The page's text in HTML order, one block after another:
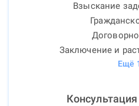
Взыскание
Заключение и
Ещё